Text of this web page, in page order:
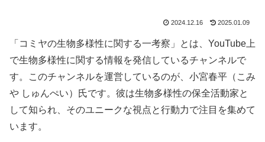
2024.12.16 2025.01.09
「コミヤの生物多様性に関する一考察」とは、YouTube上
で生物多様性に関する情報を発信しているチャンネルで
す。このチャンネルを運営しているのが、小宮春平（こみ
や しゅんぺい）氏です。彼は生物多様性の保全活動家と
して知られ、そのユニークな視点と行動力で注目を集めて
います。